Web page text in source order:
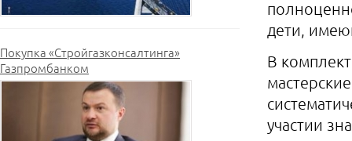
Покупка «Стройгазконсалтинга»
Газпромбанком
дети,
В
участии